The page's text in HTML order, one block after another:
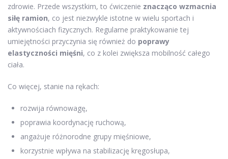
zdrowie. Przede wszystkim, to ćwiczenie znacząco wzmacnia
siłę ramion, co jest niezwykle istotne w wielu sportach i
aktywnościach fizycznych. Regularne praktykowanie tej
umiejętności przyczynia się również do poprawy
elastyczności mięśni, co z kolei zwiększa mobilność całego
ciała.
Co więcej, stanie na rękach:
rozwija równowagę,
poprawia koordynację ruchową,
angażuje różnorodne grupy mięśniowe,
korzystnie wpływa na stabilizację kręgosłupa,